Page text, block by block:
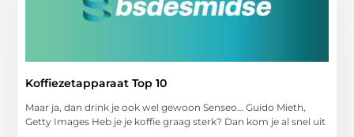
Koffiezetapparaat Top 10
Maar ja, dan drink je ook wel gewoon Senseo… Guido Mieth,
Getty Images Heb je je koffie graag sterk? Dan kom je al snel uit